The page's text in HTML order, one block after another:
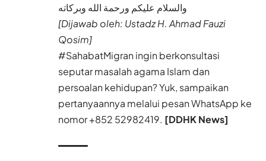
والسلام عليكم ورحمة الله وبركاته
[Dijawab oleh: Ustadz H. Ahmad Fauzi
Qosim]
#SahabatMigran ingin berkonsultasi
seputar masalah agama Islam dan
persoalan kehidupan? Yuk, sampaikan
pertanyaannya melalui pesan WhatsApp ke
nomor+852 52982419. [DDHK News]